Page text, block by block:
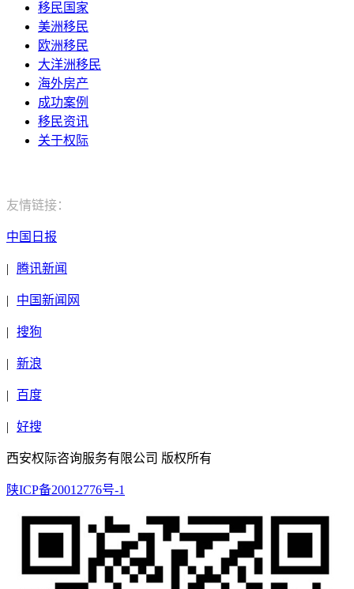
移民国家
美洲移民
欧洲移民
大洋洲移民
海外房产
成功案例
移民资讯
关于权际
友情链接：
中国日报
| 腾讯新闻
| 中国新闻网
| 搜狗
| 新浪
| 百度
| 好搜
西安权际咨询服务有限公司 版权所有
陕ICP备20012776号-1